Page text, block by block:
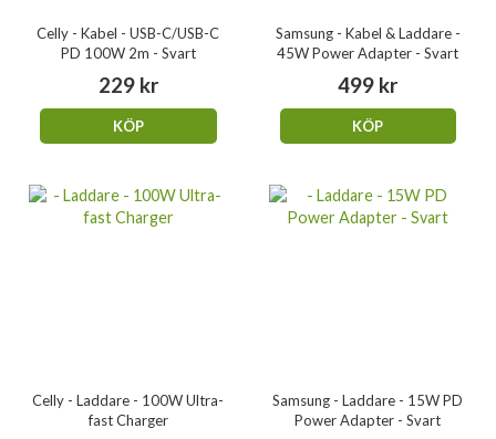
Celly - Kabel - USB-C/USB-C
PD 100W 2m - Svart
229 kr
KÖP
Samsung - Kabel & Laddare -
45W Power Adapter - Svart
499 kr
KÖP
Celly - Laddare - 100W Ultra-
fast Charger
Samsung - Laddare - 15W PD
Power Adapter - Svart